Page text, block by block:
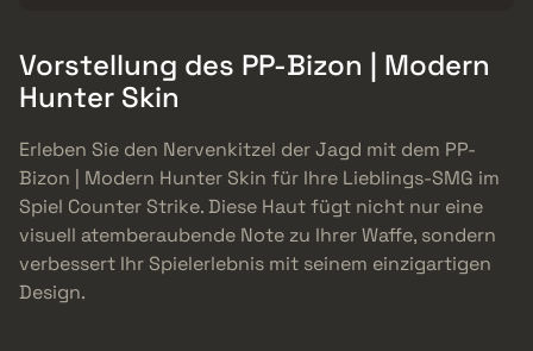
Vorstellung des PP-Bizon | Modern
Hunter Skin
Erleben Sie den Nervenkitzel der Jagd mit dem PP-
Bizon | Modern Hunter Skin für Ihre Lieblings-SMG im
Spiel Counter Strike. Diese Haut fügt nicht nur eine
visuell atemberaubende Note zu Ihrer Waffe, sondern
verbessert Ihr Spielerlebnis mit seinem einzigartigen
Design.